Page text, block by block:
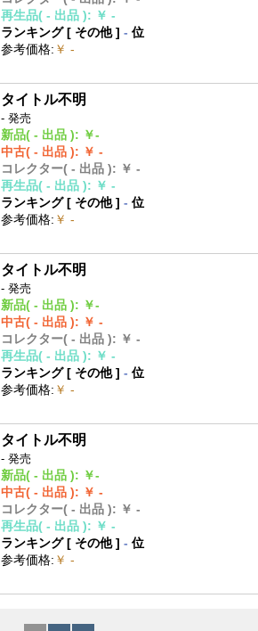
再生品( - 出品 ): ￥ -
ランキング [ その他]- 位
参考価格: ￥ -
タイトル不明
- 発売
新品( - 出品 ): ￥-
中古( - 出品 ): ￥ -
コレクター( - 出品 ): ￥ -
再生品( - 出品 ): ￥ -
ランキング [ その他]- 位
参考価格: ￥ -
タイトル不明
- 発売
新品( - 出品 ): ￥-
中古( - 出品 ): ￥ -
コレクター( - 出品 ): ￥ -
再生品( - 出品 ): ￥ -
ランキング [ その他]- 位
参考価格: ￥ -
タイトル不明
- 発売
新品( - 出品 ): ￥-
中古( - 出品 ): ￥ -
コレクター( - 出品 ): ￥ -
再生品( - 出品 ): ￥ -
ランキング [ その他]- 位
参考価格: ￥ -